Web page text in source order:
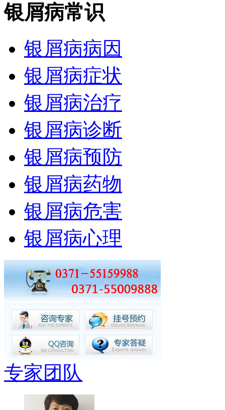
银屑病常识
银屑病病因
银屑病症状
银屑病治疗
银屑病诊断
银屑病预防
银屑病药物
银屑病危害
银屑病心理
专家团队